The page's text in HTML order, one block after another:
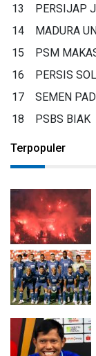
13 PERSIJAP
14
MADURA
15
PSM
16
PERSIS
17
SEMEN
18
PSBS BIAK
Terpopuler